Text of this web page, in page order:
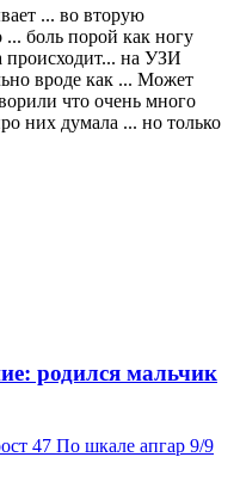
... во вторую
... боль порой как ногу
происходит... на УЗИ
вроде как ... Может
что очень много
них думала ... но только
родился мальчик
47 По шкале апгар 9/9